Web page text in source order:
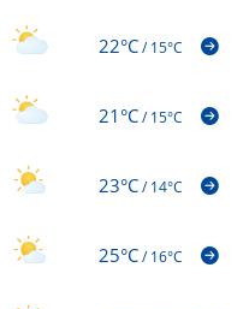
22°C/15°C
21°C/15°C
23°C/14°C
25°C/16°C